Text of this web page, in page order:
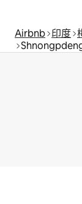
Airbnb 印度